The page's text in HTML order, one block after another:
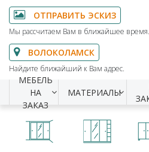
ОТПРАВИТЬ ЭСКИЗ
Мы рассчитаем Вам в ближайшее время.
ВОЛОКОЛАМСК
Найдите ближайший к Вам адрес.
МЕБЕЛЬ
НА
ЗАКАЗ
МАТЕРИАЛЫ